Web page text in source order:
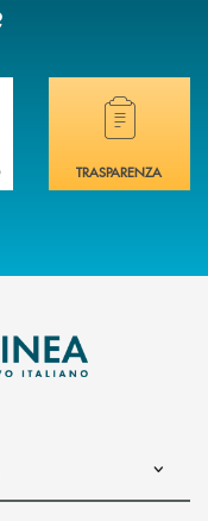
filiali .
immediata? Contattaci!
Hai bisogno di
TRASPARENZA